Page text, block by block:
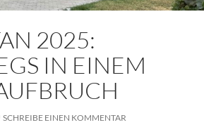
2025:
IN EINEM
SCHREIBE EINEN KOMMENTAR